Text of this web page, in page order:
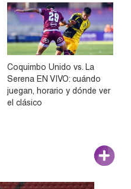
Coquimbo Unido vs. La
Serena EN VIVO: cuándo
juegan, horario y dónde ver
el clásico